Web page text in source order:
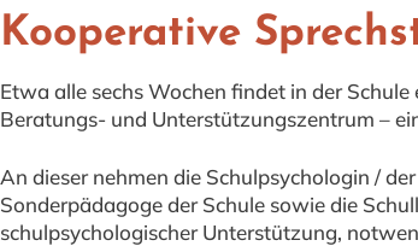
Kooperative
Etwa alle sechs Wochen findet in der
Beratungs- und Unterstützungszentrum –
An dieser nehmen die Schulpsychologin /
Sonderpädagoge der Schule sowie die
schulpsychologischer Unterstützung,